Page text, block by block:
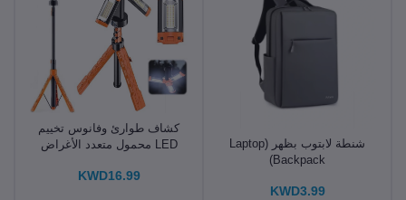
شنطة لابتوب بظهر (Laptop
Backpack)
KWD3.99
كشاف طوارئ وفانوس تخييم
LED محمول متعدد الأغراض
KWD16.99